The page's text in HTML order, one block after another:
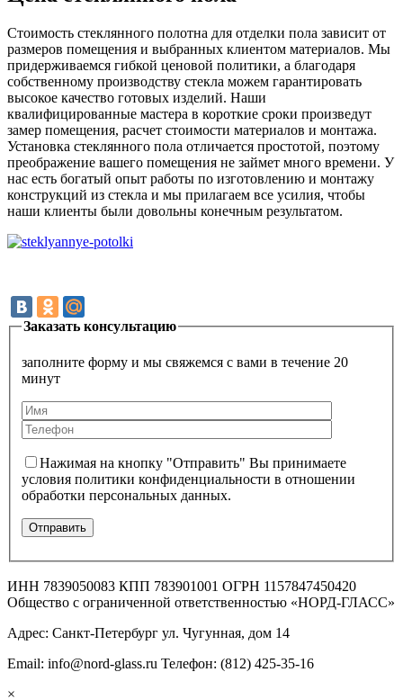
Стоимость стеклянного полотна для отделки пола зависит от
размеров помещения и выбранных клиентом материалов. Мы
придерживаемся гибкой ценовой политики, а благодаря
собственному производству стекла можем гарантировать
высокое качество готовых изделий. Наши
квалифицированные мастера в короткие сроки произведут
замер помещения, расчет стоимости материалов и монтажа.
Установка стеклянного пола отличается простотой, поэтому
преображение вашего помещения не займет много времени. У
нас есть богатый опыт работы по изготовлению и монтажу
конструкций из стекла и мы прилагаем все усилия, чтобы
наши клиенты были довольны конечным результатом.
Заказать консультацию
заполните форму и мы свяжемся с вами в течение 20
минут
Нажимая на кнопку "Отправить" Вы принимаете
условия политики конфиденциальности в отношении
обработки персональных данных.
ИНН 7839050083 КПП 783901001 ОГРН 1157847450420
Общество с ограниченной ответственностью «НОРД-ГЛАСС»
Адрес: Санкт-Петербург ул. Чугунная, дом 14
Email: info@nord-glass.ru Телефон: (812) 425-35-16
×